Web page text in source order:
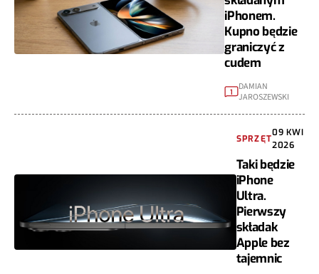
iPhonem.
Kupno będzie
graniczyć z
cudem
1
DAMIAN
JAROSZEWSKI
SPRZĘT
09 KWI
2026
Taki będzie
iPhone
Ultra.
Pierwszy
składak
Apple bez
tajemnic